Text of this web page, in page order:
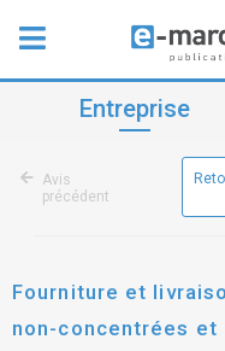
Entreprise
Avis
précédent
Fourniture et
non-concentrées